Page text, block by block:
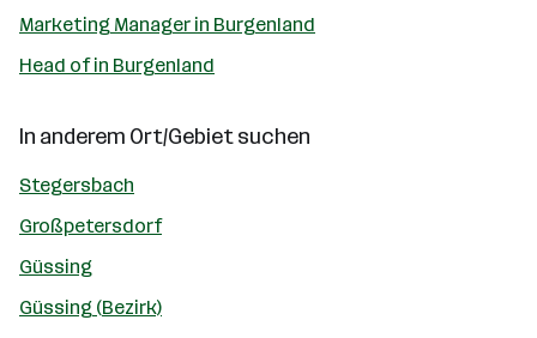
Marketing Manager in Burgenland
Head of in Burgenland
In anderem Ort/Gebiet suchen
Stegersbach
Großpetersdorf
Güssing
Güssing (Bezirk)